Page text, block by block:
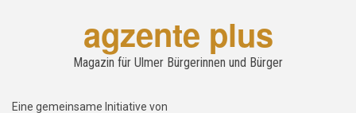
agzente plus
Magazin für Ulmer Bürgerinnen und Bürger
Eine gemeinsame Initiative von